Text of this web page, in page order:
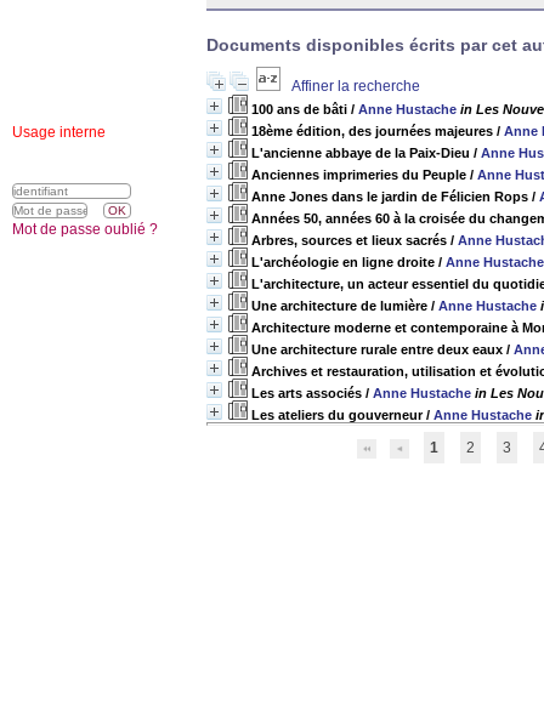
Documents disponibles écrits par cet
Affiner la recherche
100 ans de bâti / Anne Hustache in Les
18ème édition, des journées majeures / Anne
L'ancienne abbaye de la Paix-Dieu / Anne
Anciennes imprimeries du Peuple / Anne
Anne Jones dans le jardin de Félicien Rops /
Années 50, années 60 à la croisée du
Arbres, sources et lieux sacrés / Anne
L'archéologie en ligne droite / Anne Hustache
L'architecture, un acteur essentiel du
Une architecture de lumière / Anne Hustache
Architecture moderne et contemporaine à
Une architecture rurale entre deux eaux /
Archives et restauration, utilisation et
Les arts associés / Anne Hustache in Les
Les ateliers du gouverneur/ Anne Hustache
1 2 3
Usage interne
Mot de passe oublié ?